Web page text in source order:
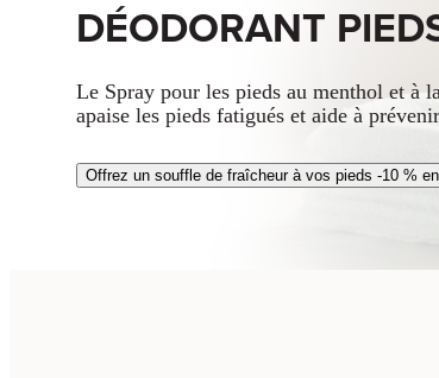
DÉODORANT
Le Spray pour les pieds au menthol et à
apaise les pieds fatigués et aide à
Offrez un souffle de fraîcheur à vos pieds -10 % en